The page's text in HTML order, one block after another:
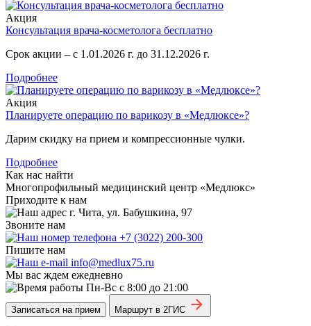
Акция
Консультация врача-косметолога бесплатно
Срок акции – с 1.01.2026 г. до 31.12.2026 г.
Подробнее
Акция
Планируете операцию по варикозу в «Медлюксе»?
Дарим скидку на прием и компрессионные чулки.
Подробнее
Как нас найти
Многопрофильный медицинский центр «Медлюкс»
Приходите к нам
г. Чита, ул. Бабушкина, 97
Звоните нам
+7 (3022) 200-300
Пишите нам
info@medlux75.ru
Мы вас ждем ежедневно
Пн-Вс с 8:00 до 21:00
Записаться на прием Маршрут в 2ГИС